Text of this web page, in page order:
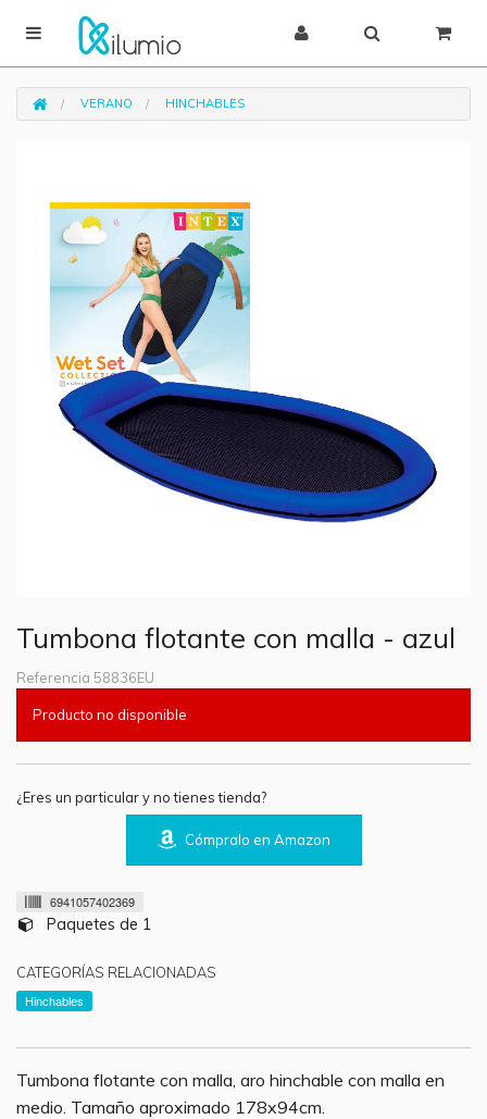
VERANO HINCHABLES
Tumbona flotante con malla - azul
Referencia 58836EU
Producto no disponible
¿Eres un particular y no tienes tienda?
Cómpralo en Amazon
6941057402369
Paquetes de 1
CATEGORÍAS RELACIONADAS
Hinchables
Tumbona flotante con malla, aro hinchable con malla en
medio. Tamaño aproximado 178x94cm.